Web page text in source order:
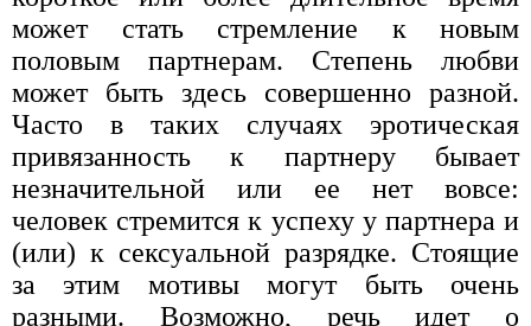
может стать стремление к новым
половым партнерам. Степень любви
может быть здесь совершенно разной.
Часто в таких случаях эротическая
привязанность к партнеру бывает
незначительной или ее нет вовсе:
человек стремится к успеху у партнера и
(или) к сексуальной разрядке. Стоящие
за этим мотивы могут быть очень
разными. Возможно, речь идет о